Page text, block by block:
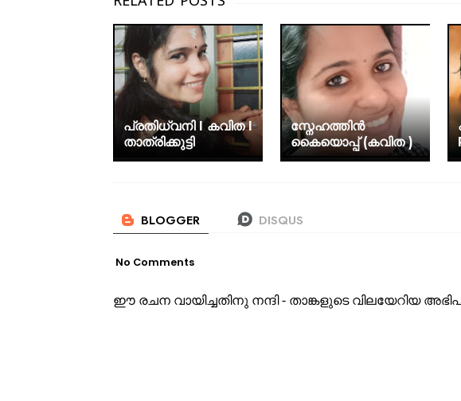
പ്രതിധ്വനി I കവിത I
താത്രിക്കുട്ടി
സ്നേഹത്തിൻ
കൈയൊപ്പ് (കവിത )
No Comments
ഈ രചന വായിച്ചതിനു നന്ദി - താങ്കളുടെ വിലയേറിയ